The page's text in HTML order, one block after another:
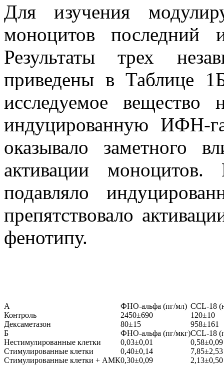
Для изучения
моноцитов последний
Результаты трех
приведены в Таблице
исследуемое вещество
индуцированную ИФН-
оказывало заметного
активации
подавляло
препятствовало
фенотипу.
А ФНО-альфа (пг/мл) CCL-18
Контроль
2450±690
120±10
Дексаметазон
80±15
958±161
Б
ФНО-альфа (пг/мкг)CCL-18
Нестимулированные клетки
0,03±0,01
0,58±0,09
Стимулированные клетки
0,40±0,14
7,85±2,53
Стимулированные клетки + АМК0,30±0,09 2,13±0,50